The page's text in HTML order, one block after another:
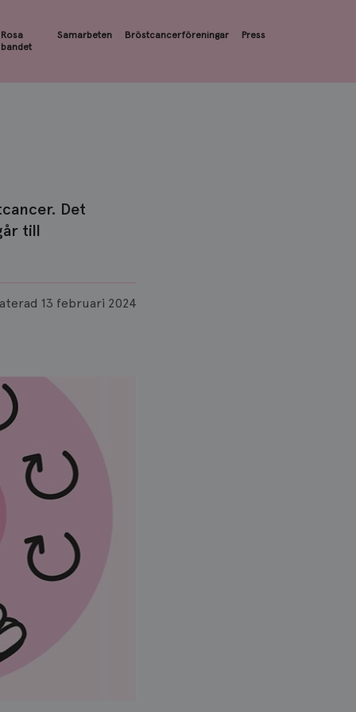
Rosa
bandet
Samarbeten Bröstcancerföreningar Press
Det
till
13 februari 2024